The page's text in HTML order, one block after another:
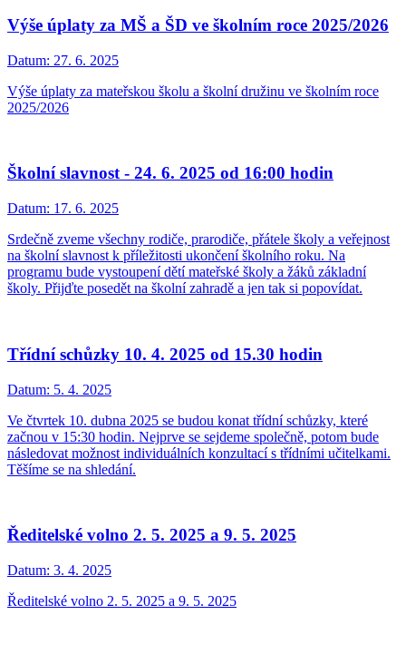
Výše úplaty za MŠ a ŠD ve školním roce 2025/2026
Datum: 27. 6. 2025
Výše úplaty za mateřskou školu a školní družinu ve školním roce
2025/2026
Školní slavnost - 24. 6. 2025 od 16:00 hodin
Datum: 17. 6. 2025
Srdečně zveme všechny rodiče, prarodiče, přátele školy a veřejnost
na školní slavnost k příležitosti ukončení školního roku. Na
programu bude vystoupení dětí mateřské školy a žáků základní
školy. Přijďte posedět na školní zahradě a jen tak si popovídat.
Třídní schůzky 10. 4. 2025 od 15.30 hodin
Datum: 5. 4. 2025
Ve čtvrtek 10. dubna 2025 se budou konat třídní schůzky, které
začnou v 15:30 hodin. Nejprve se sejdeme společně, potom bude
následovat možnost individuálních konzultací s třídními učitelkami.
Těšíme se na shledání.
Ředitelské volno 2. 5. 2025 a 9. 5. 2025
Datum: 3. 4. 2025
Ředitelské volno 2. 5. 2025 a 9. 5. 2025